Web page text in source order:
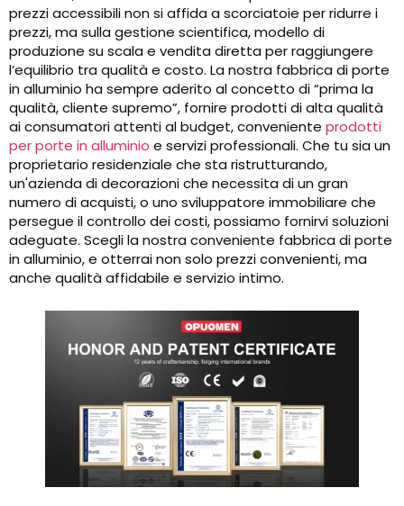
prezzi accessibili non si affida a scorciatoie per ridurre i
prezzi, ma sulla gestione scientifica, modello di
produzione su scala e vendita diretta per raggiungere
l’equilibrio tra qualità e costo. La nostra fabbrica di porte
in alluminio ha sempre aderito al concetto di “prima la
qualità, cliente supremo”, fornire prodotti di alta qualità
ai consumatori attenti al budget, conveniente prodotti
per porte in alluminio e servizi professionali. Che tu sia un
proprietario residenziale che sta ristrutturando,
un'azienda di decorazioni che necessita di un gran
numero di acquisti, o uno sviluppatore immobiliare che
persegue il controllo dei costi, possiamo fornirvi soluzioni
adeguate. Scegli la nostra conveniente fabbrica di porte
in alluminio, e otterrai non solo prezzi convenienti, ma
anche qualità affidabile e servizio intimo.